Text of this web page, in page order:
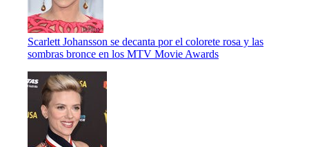
Scarlett Johansson se decanta por el colorete rosa y las
sombras bronce en los MTV Movie Awards